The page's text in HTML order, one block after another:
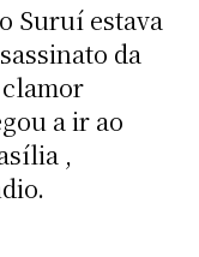
Suruí estava
da
a ir ao
,